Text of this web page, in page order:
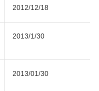
2012/12/18
2013/1/30
2013/01/30